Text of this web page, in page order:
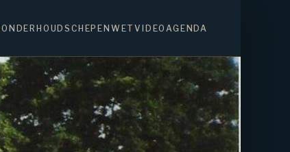
ONDERHOUDSCHEPENWETVIDEO AGENDA